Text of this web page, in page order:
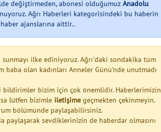
değiştirmeden, abonesi olduğumuz Anadolu
Ağrı Haberleri kategorisindeki bu haberin
ajanslarına aittir..
ilke ediniyoruz. Ağrı'daki sondakika tüm
baba olan kadınları Anneler Günü'nde unutmadı
bizim için çok önemlidir. Haberlerimizin
lütfen bizimle iletişime geçmekten çekinmeyin.
bölümünde paylaşabilirsiniz.
paylaşarak sevdiklerinizin de haberdar olmasını